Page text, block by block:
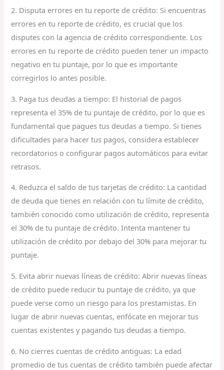
2. Disputa errores en tu reporte de crédito: Si encuentras
errores en tu reporte de crédito, es crucial que los
disputes con la agencia de crédito correspondiente. Los
errores en tu reporte de crédito pueden tener un impacto
negativo en tu puntaje, por lo que es importante
corregirlos lo antes posible.
3. Paga tus deudas a tiempo: El historial de pagos
representa el 35% de tu puntaje de crédito, por lo que es
fundamental que pagues tus deudas a tiempo. Si tienes
dificultades para hacer tus pagos, considera establecer
recordatorios o configurar pagos automáticos para evitar
retrasos.
4. Reduzca el saldo de tus tarjetas de crédito: La cantidad
de deuda que tienes en relación con tu límite de crédito,
también conocido como utilización de crédito, representa
el 30% de tu puntaje de crédito. Intenta mantener tu
utilización de crédito por debajo del 30% para mejorar tu
puntaje.
5. Evita abrir nuevas líneas de crédito: Abrir nuevas líneas
de crédito puede reducir tu puntaje de crédito, ya que
puede verse como un riesgo para los prestamistas. En
lugar de abrir nuevas cuentas, enfócate en mejorar tus
cuentas existentes y pagando tus deudas a tiempo.
6. No cierres cuentas de crédito antiguas: La edad
promedio de tus cuentas de crédito también puede afectar